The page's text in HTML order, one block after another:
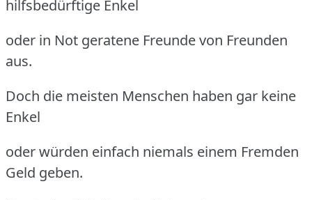
hilfsbedürftige Enkel
oder in Not geratene Freunde von Freunden
aus.
Doch die meisten Menschen haben gar keine
Enkel
oder würden einfach niemals einem Fremden
Geld geben.